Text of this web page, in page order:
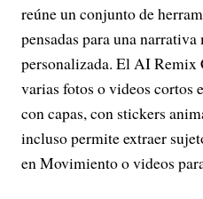
reúne un conjunto de
pensadas para una
personalizada. El AI
varias fotos o videos cortos
con capas, con stickers
incluso permite extraer
en Movimiento o videos